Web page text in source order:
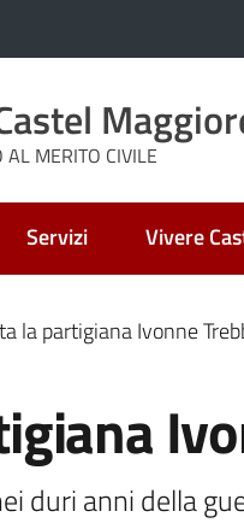
MERITO CIVILE
Servizi Vivere
la partigiana Ivonne
duri anni della